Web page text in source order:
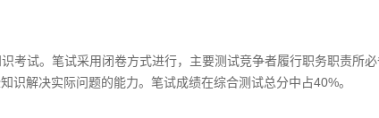
考试。笔试采用闭卷方式进行，主要测试竞争者履行职务职责所
识解决实际问题的能力。笔试成绩在综合测试总分中占40%。